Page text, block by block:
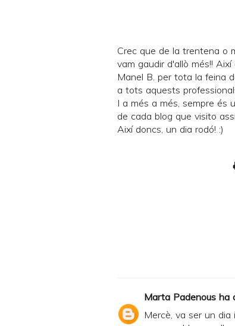
Crec que de la trentena o
vam gaudir d'allò més!!
Manel B. per tota la feina
a tots aquests
I a més a més, sempre és
de cada blog que visito
Així doncs, un dia rodó! :)
Marta Padenous ha
Mercè, va ser un